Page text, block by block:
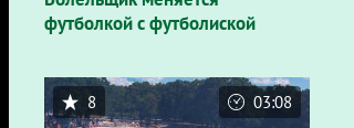
футболкой с футболиской
8 03:08